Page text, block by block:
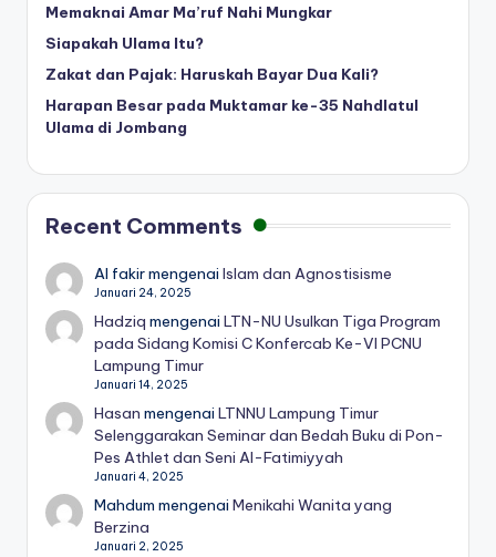
Memaknai Amar Ma’ruf Nahi Mungkar
Siapakah Ulama Itu?
Zakat dan Pajak: Haruskah Bayar Dua Kali?
Harapan Besar pada Muktamar ke-35 Nahdlatul
Ulama di Jombang
Recent Comments
Al fakirmengenaiIslam dan Agnostisisme
Januari 24, 2025
Hadziq mengenaiLTN-NU Usulkan Tiga Program
pada Sidang Komisi C Konfercab Ke-VI PCNU
Lampung Timur
Januari 14, 2025
Hasan mengenaiLTNNU Lampung Timur
Selenggarakan Seminar dan Bedah Buku di Pon-
Pes Athlet dan Seni Al-Fatimiyyah
Januari 4, 2025
Mahdum mengenaiMenikahi Wanita yang
Berzina
Januari 2, 2025